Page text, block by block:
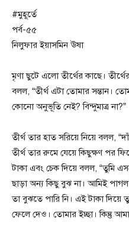
#মুহূর্তে
পর্ব-৫৫
নিলুফার ইয়াসমিন ঊষা
মৃণা ছুটে এলো তীর্থের কাছে।
বলল, “তীর্থ এটা তোমার সন্তান।
কোনো অনুভূতি নেই? বিন্দুমাত্র না?”
তীর্থ তার হাত সরিয়ে নিয়ে বলল,
তীর্থ তার রুমে যেয়ে কিছুক্ষণ পর
টাকা এবং চেক দিয়ে বলল, “তুমি
ছাড়া অন্য কিছু বুঝ না। আমিই
তা বুঝতে পারি নি। এই টাকা দিয়ে
ফেলে দেও। তোমার ইচ্ছা। কিন্তু